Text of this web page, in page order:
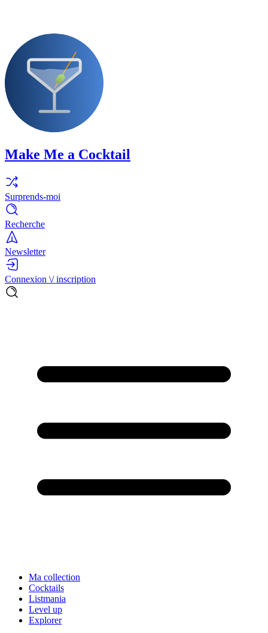
Make Me a Cocktail
Surprends-moi
Recherche
Newsletter
Connexion \/ inscription
Ma collection
Cocktails
Listmania
Level up
Explorer